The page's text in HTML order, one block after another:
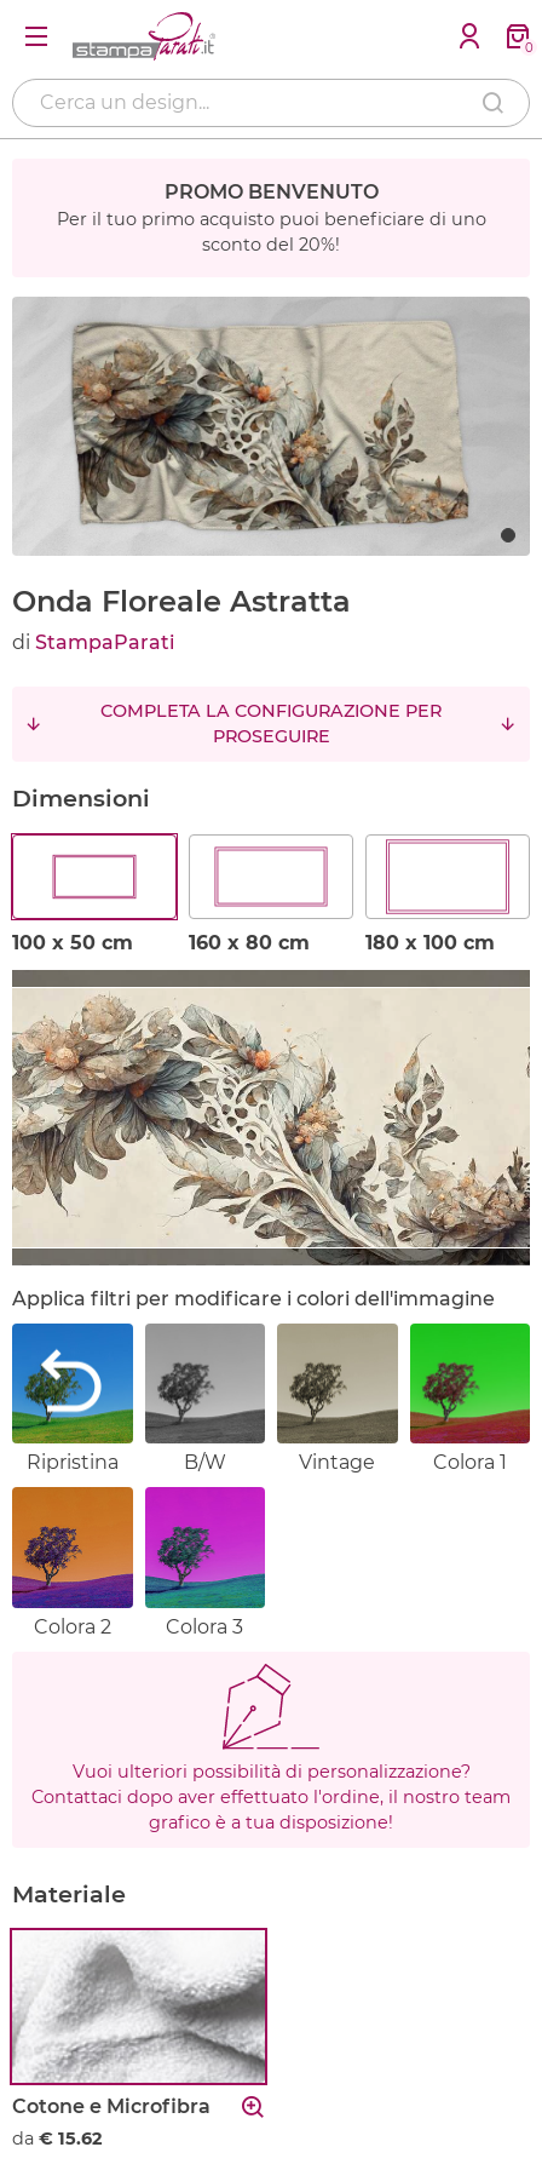
0
PROMO BENVENUTO
Per il tuo primo acquisto puoi beneficiare di uno
sconto del 20%!
Onda Floreale Astratta
di StampaParati
COMPLETA LA CONFIGURAZIONE PER
PROSEGUIRE
Dimensioni
100 x 50 cm 160 x 80 cm 180 x 100 cm
Applica filtri per modificare i colori dell'immagine
Ripristina B/W Vintage Colora 1
Colora 2 Colora 3
Vuoi ulteriori possibilità di personalizzazione?
Contattaci dopo aver effettuato l'ordine, il nostro team
grafico è a tua disposizione!
Materiale
Cotone e Microfibra
da € 15.62